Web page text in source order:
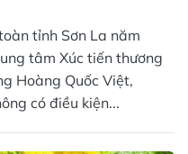
tỉnh Sơn La năm
tâm Xúc tiến thương
Hoàng Quốc Việt,
có điều kiện...